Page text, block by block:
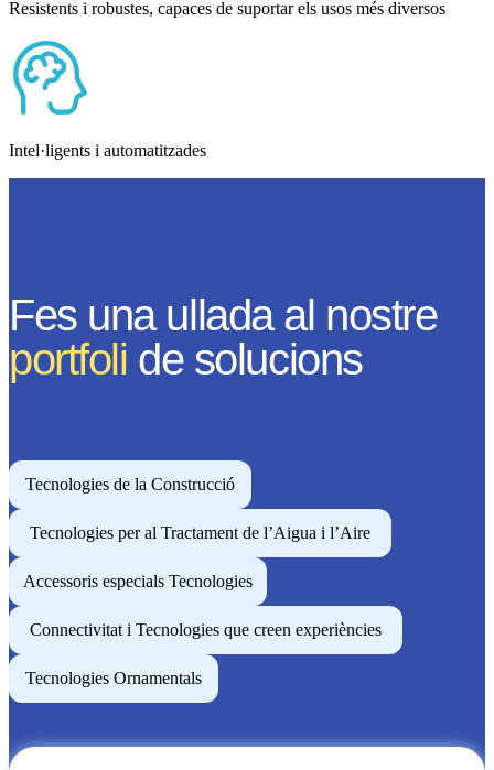
Resistents i robustes, capaces de suportar els usos més diversos
Intel·ligents i automatitzades
Fes una ullada al nostre
portfoli de solucions
Tecnologies de la Construcció
Tecnologies per al Tractament de l’Aigua i l’Aire
Accessoris especials Tecnologies
Connectivitat i Tecnologies que creen experiències
Tecnologies Ornamentals